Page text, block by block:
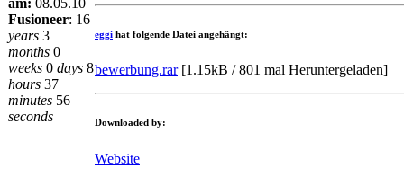
am: 08.05.10
Fusioneer: 16
years 3
months 0
weeks 0 days 8
hours 37
minutes 56
seconds
eggi hat folgende Datei angehängt:
bewerbung.rar[1.15kB / 801 mal Heruntergeladen]
Downloaded by:
Website